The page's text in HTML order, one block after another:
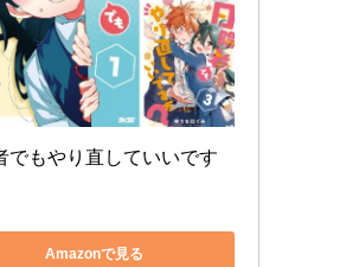
でもやり直していいです
Amazonで見る